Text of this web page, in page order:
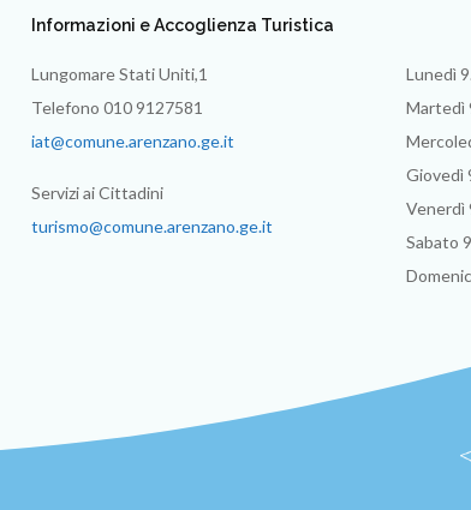
Informazioni e Accoglienza Turistica
Lungomare Stati Uniti,1
Telefono 010 9127581
iat@comune.arenzano.ge.it
Servizi ai Cittadini
turismo@comune.arenzano.ge.it
Lunedì
Martedì
Giovedì
Venerdì
Sabato